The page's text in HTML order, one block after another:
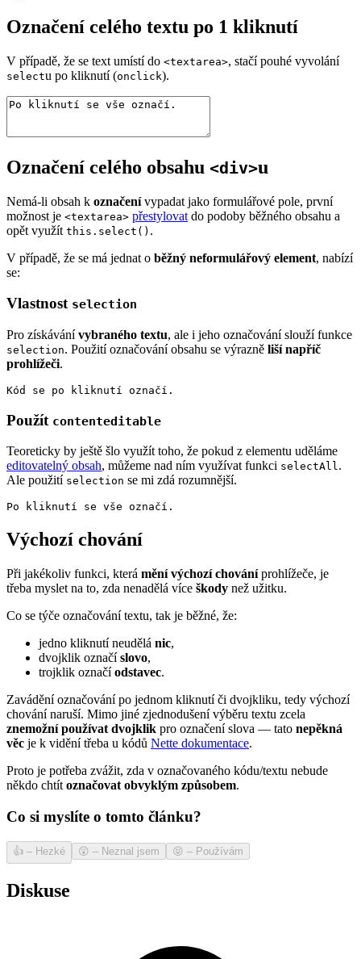
Označení celého textu po 1 kliknutí
V případě, že se text umístí do <textarea>, stačí pouhé vyvolání
selectu po kliknutí (onclick).
Označení celého obsahu <div>u
Nemá-li obsah k označenívypadat jako formulářové pole, první
možnost je <textarea> přestylovat do podoby běžného obsahu a
opět využít this.select() .
V případě, že se má jednat o běžný neformulářový element, nabízí
se:
Vlastnost selection
Pro získávánívybraného textu, ale i jeho označování slouží funkce
selection. Použití označování obsahu se výrazně liší napříč
prohlížeči.
Kód se po kliknutí označí.
Použít contenteditable
Teoreticky by ještě šlo využít toho, že pokud z elementu uděláme
editovatelný obsah, můžeme nad ním využívat funkci selectAll.
Ale použití selection se mi zdá rozumnější.
Po kliknutí se vše označí.
Výchozí chování
Při jakékoliv funkci, která mění výchozí chováníprohlížeče, je
třeba myslet na to, zda nenadělá více škody než užitku.
Co se týče označování textu, tak je běžné, že:
jedno kliknutí neudělá nic,
dvojklik označíslovo,
trojklik označíodstavec.
Zavádění označování po jednom kliknutí či dvojkliku, tedy výchozí
chování naruší. Mimo jiné zjednodušení výběru textu zcela
znemožní používat dvojklik pro označení slova — tato nepěkná
věc je k vidění třeba u kódů Nette dokumentace.
Proto je potřeba zvážit, zda v označovaného kódu/textu nebude
někdo chtít označovat obvyklým způsobem.
Co si myslíte o tomto článku?
👍 – Hezké 😲 – Neznal jsem 😝 – Používám
Diskuse